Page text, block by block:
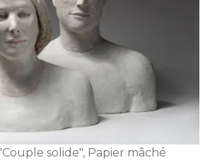
solide", Papier mâché